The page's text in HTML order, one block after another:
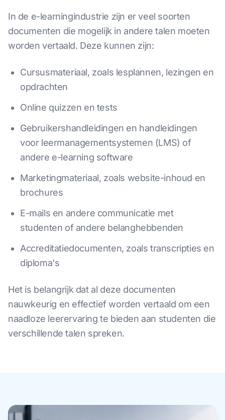
In de e-learningindustrie zijn er veel soorten
documenten die mogelijk in andere talen moeten
worden vertaald. Deze kunnen zijn:
Cursusmateriaal, zoals lesplannen, lezingen en
opdrachten
Online quizzen en tests
Gebruikershandleidingen en handleidingen
voor leermanagementsystemen (LMS) of
andere e-learning software
Marketingmateriaal, zoals website-inhoud en
brochures
E-mails en andere communicatie met
studenten of andere belanghebbenden
Accreditatiedocumenten, zoals transcripties en
diploma's
Het is belangrijk dat al deze documenten
nauwkeurig en effectief worden vertaald om een
naadloze leerervaring te bieden aan studenten die
verschillende talen spreken.